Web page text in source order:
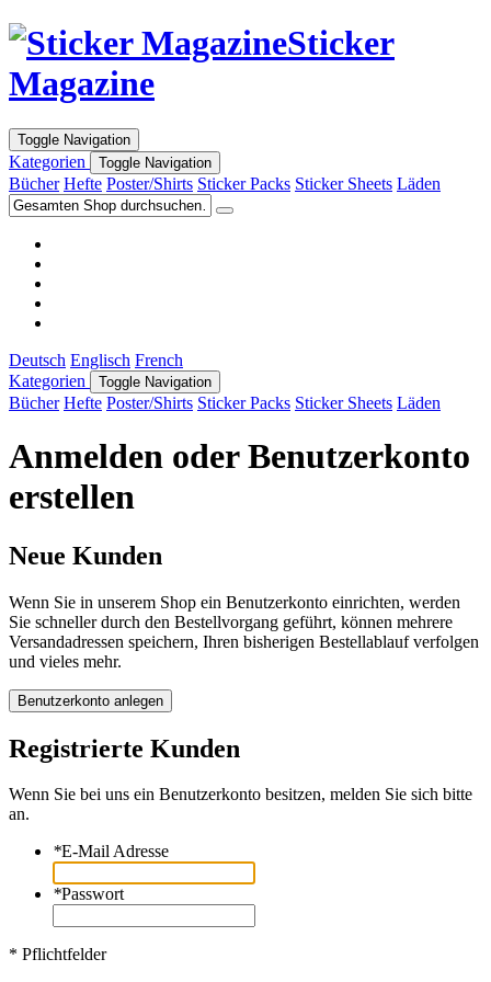
Sticker
Magazine
Toggle Navigation
Kategorien Toggle Navigation
Bücher Hefte Poster/Shirts Sticker Packs Sticker Sheets Läden
Deutsch Englisch French
Kategorien
Toggle Navigation
Bücher Hefte Poster/Shirts Sticker Packs Sticker Sheets Läden
Anmelden oder Benutzerkonto
erstellen
Neue Kunden
Wenn Sie in unserem Shop ein Benutzerkonto einrichten, werden
Sie schneller durch den Bestellvorgang geführt, können mehrere
Versandadressen speichern, Ihren bisherigen Bestellablauf verfolgen
und vieles mehr.
Benutzerkonto anlegen
Registrierte Kunden
Wenn Sie bei uns ein Benutzerkonto besitzen, melden Sie sich bitte
an.
*E-Mail Adresse
*Passwort
* Pflichtfelder